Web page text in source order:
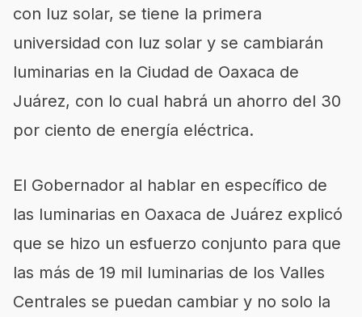
con luz solar, se tiene la primera
universidad con luz solar y se cambiarán
luminarias en la Ciudad de Oaxaca de
Juárez, con lo cual habrá un ahorro del 30
por ciento de energía eléctrica.
El Gobernador al hablar en específico de
las luminarias en Oaxaca de Juárez explicó
que se hizo un esfuerzo conjunto para que
las más de 19 mil luminarias de los Valles
Centrales se puedan cambiar y no solo la